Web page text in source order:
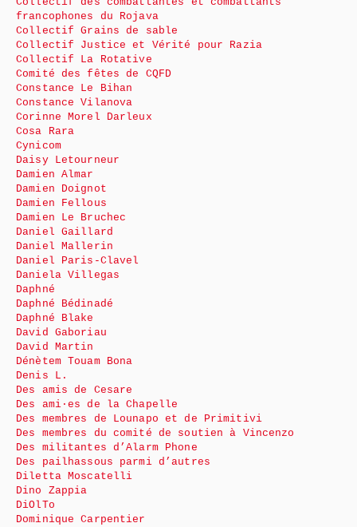
francophones du Rojava
Collectif Grains de sable
Collectif Justice et Vérité pour Razia
Collectif La Rotative
Comité des fêtes de CQFD
Constance Le Bihan
Constance Vilanova
Corinne Morel Darleux
Cosa Rara
Cynicom
Daisy Letourneur
Damien Almar
Damien Doignot
Damien Fellous
Damien Le Bruchec
Daniel Gaillard
Daniel Mallerin
Daniel Paris-Clavel
Daniela Villegas
Daphné
Daphné Bédinadé
Daphné Blake
David Gaboriau
David Martin
Dénètem Touam Bona
Denis L.
Des amis de Cesare
Des ami·es de la Chapelle
Des membres de Lounapo et de Primitivi
Des membres du comité de soutien à Vincenzo
Des militantes d’Alarm Phone
Des pailhassous parmi d’autres
Diletta Moscatelli
Dino Zappia
DiOlTo
Dominique Carpentier